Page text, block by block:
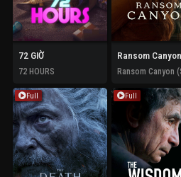
72 GIỜ
72 HOURS
Full Full